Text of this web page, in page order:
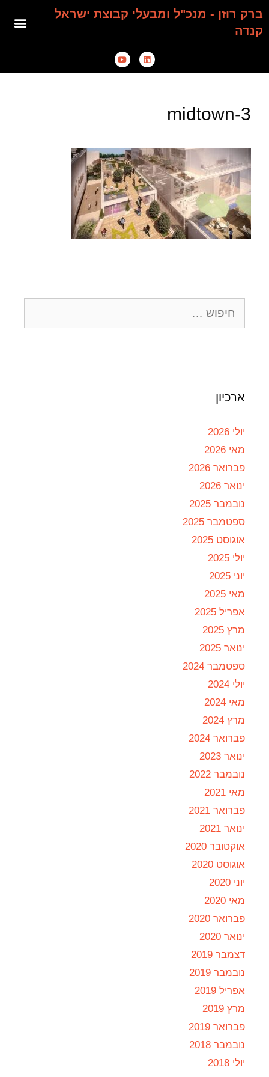
ברק רוזן - מנכ"ל ומבעלי קבוצת ישראל
קנדה
midtown-3
ארכיון
יולי 2026
מאי 2026
פברואר 2026
ינואר 2026
נובמבר 2025
ספטמבר 2025
אוגוסט 2025
יולי 2025
יוני 2025
מאי 2025
אפריל 2025
מרץ 2025
ינואר 2025
ספטמבר 2024
יולי 2024
מאי 2024
מרץ 2024
פברואר 2024
ינואר 2023
נובמבר 2022
מאי 2021
פברואר 2021
ינואר 2021
אוקטובר 2020
אוגוסט 2020
יוני 2020
מאי 2020
פברואר 2020
ינואר 2020
דצמבר 2019
נובמבר 2019
אפריל 2019
מרץ 2019
פברואר 2019
נובמבר 2018
יולי 2018